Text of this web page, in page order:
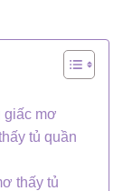
giấc mơ
tủ quần
thấy tủ